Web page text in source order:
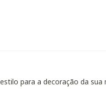
para a decoração da sua